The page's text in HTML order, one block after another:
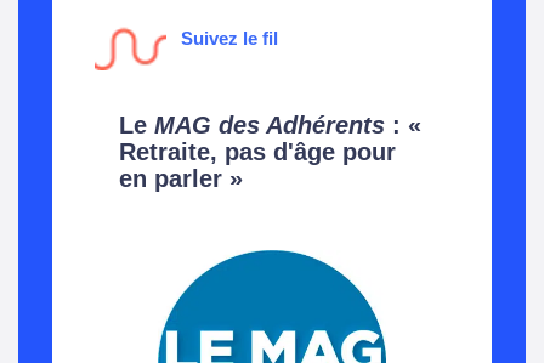
Suivez le fil
Le MAG des Adhérents : «
Retraite, pas d'âge pour
en parler »